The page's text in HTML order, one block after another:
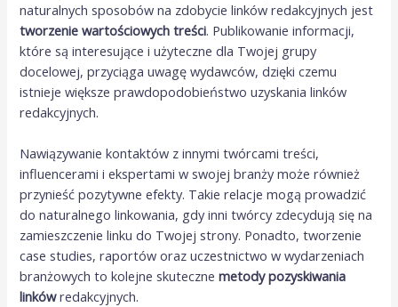
naturalnych sposobów na zdobycie linków redakcyjnych jest
tworzenie wartościowych treści. Publikowanie informacji,
które są interesujące i użyteczne dla Twojej grupy
docelowej, przyciąga uwagę wydawców, dzięki czemu
istnieje większe prawdopodobieństwo uzyskania linków
redakcyjnych.
Nawiązywanie kontaktów z innymi twórcami treści,
influencerami i ekspertami w swojej branży może również
przynieść pozytywne efekty. Takie relacje mogą prowadzić
do naturalnego linkowania, gdy inni twórcy zdecydują się na
zamieszczenie linku do Twojej strony. Ponadto, tworzenie
case studies, raportów oraz uczestnictwo w wydarzeniach
branżowych to kolejne skutecznemetody pozyskiwania
linkówredakcyjnych.